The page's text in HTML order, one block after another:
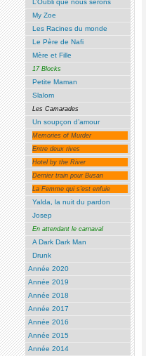
L’Oubli que nous serons
My Zoe
Les Racines du monde
Le Père de Nafi
Mère et Fille
17 Blocks
Petite Maman
Slalom
Les Camarades
Un soupçon d’amour
Memories of Murder
Entre deux rives
Hotel by the River
Dernier train pour Busan
La Femme qui s’est enfuie
Yalda, la nuit du pardon
Josep
En attendant le carnaval
A Dark Dark Man
Drunk
Année 2020
Année 2019
Année 2018
Année 2017
Année 2016
Année 2015
Année 2014